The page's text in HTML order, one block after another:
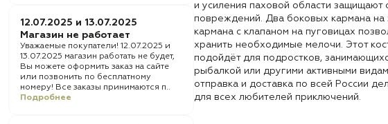
12.07.2025 и 13.07.2025
Магазин не работает
Уважаемые покупатели! 12.07.2025 и
13.07.2025 магазин работать не будет,
Вы можете оформить заказ на сайте
или позвонить по бесплатному
номеру! Все заказы принимаются п..
Подробнее
и усиления паховой области защищают
повреждений. Два боковых кармана на
кармана с клапаном на пуговицах
хранить необходимые мелочи. Этот
подойдёт для подростков,
рыбалкой или другими активными
отправка и доставка по всей России
для всех любителей приключений.